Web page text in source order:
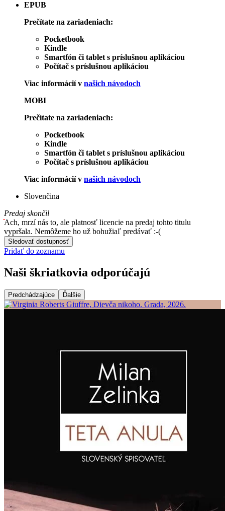
EPUB
Prečítate na zariadeniach:
Pocketbook
Kindle
Smartfón či tablet s príslušnou aplikáciou
Počítač s príslušnou aplikáciou
Viac informácií v našich návodoch
MOBI
Prečítate na zariadeniach:
Pocketbook
Kindle
Smartfón či tablet s príslušnou aplikáciou
Počítač s príslušnou aplikáciou
Viac informácií v našich návodoch
Slovenčina
Predaj skončil
Ach, mrzí nás to, ale platnosť licencie na predaj tohto titulu
vypršala. Nemôžeme ho už bohužiaľ predávať :-(
Sledovať dostupnosť
Pridať do zoznamu
Naši škriatkovia odporúčajú
Predchádzajúce Ďalšie